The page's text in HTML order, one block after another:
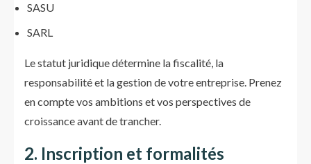
SASU
SARL
Le statut juridique détermine la fiscalité, la
responsabilité et la gestion de votre entreprise. Prenez
en compte vos ambitions et vos perspectives de
croissance avant de trancher.
2. Inscription et formalités